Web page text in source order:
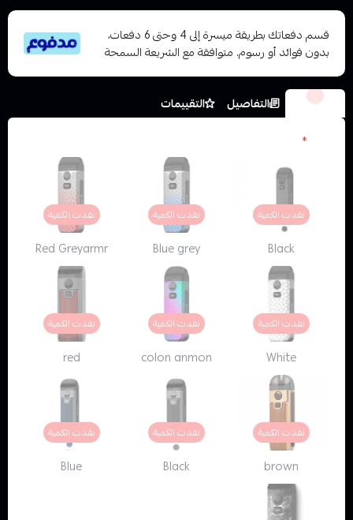
قسم دفعاتك بطريقة ميسرة إلى 4 وحتى 6 دفعات،
بدون فوائد أو رسوم. متوافقة مع الشريعة السمحة
الخيارات التفاصيل
التقييمات
*
نفدت الكمية
Black
نفدت الكمية
Blue grey
نفدت الكمية
Red Greyarmr
نفدت الكمية
White
نفدت الكمية
colon anmon
نفدت الكمية
red
نفدت الكمية
brown
نفدت الكمية
Black
نفدت الكمية
Blue